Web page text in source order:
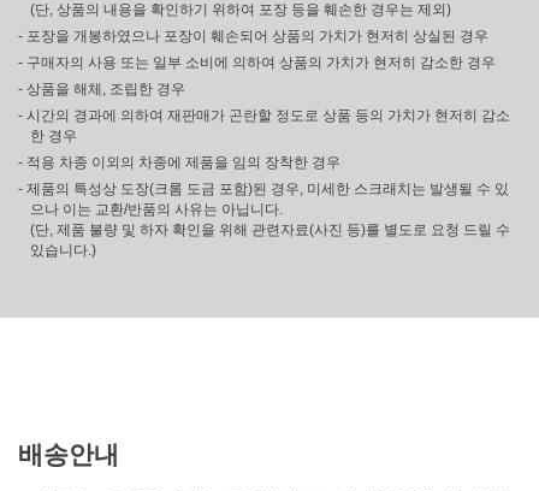
(단, 상품의 내용을 확인하기 위하여 포장 등을 훼손한 경우는 제외)
- 포장을 개봉하였으나 포장이 훼손되어 상품의 가치가 현저히 상실된 경우
- 구매자의 사용 또는 일부 소비에 의하여 상품의 가치가 현저히 감소한 경우
- 상품을 해체, 조립한 경우
- 시간의 경과에 의하여 재판매가 곤란할 정도로 상품 등의 가치가 현저히 감소
한 경우
- 적용 차종 이외의 차종에 제품을 임의 장착한 경우
- 제품의 특성상 도장(크롬 도금 포함)된 경우, 미세한 스크래치는 발생될 수 있
으나 이는 교환/반품의 사유는 아닙니다.
(단, 제품 불량 및 하자 확인을 위해 관련자료(사진 등)를 별도로 요청 드릴 수
있습니다.)
배송안내